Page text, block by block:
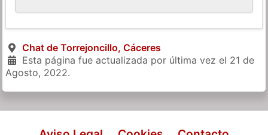
Chat de Torrejoncillo, Cáceres
Esta página fue actualizada por última vez el 21 de
Agosto, 2022.